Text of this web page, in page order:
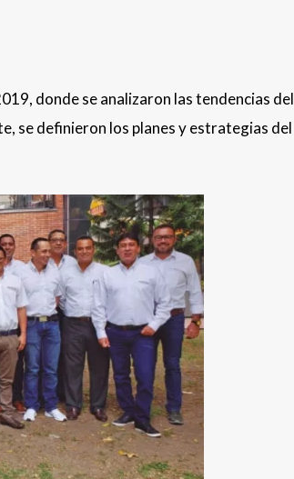
donde se analizaron las tendencias del
se definieron los planes y estrategias del